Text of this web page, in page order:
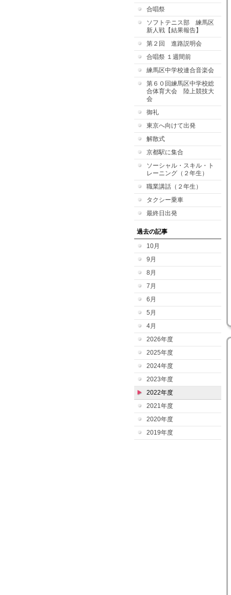
合唱祭
ソフトテニス部 練馬区
新人戦【結果報告】
第２回 進路説明会
合唱祭 １週間前
練馬区中学校連合音楽会
第６０回練馬区中学校総
合体育大会 陸上競技大
会
御礼
東京へ向けて出発
解散式
京都駅に集合
ソーシャル・スキル・ト
レーニング（２年生）
職業講話（２年生）
タクシー乗車
最終日出発
過去の記事
10月
9月
8月
7月
6月
5月
4月
2026年度
2025年度
2024年度
2023年度
2022年度
2021年度
2020年度
2019年度